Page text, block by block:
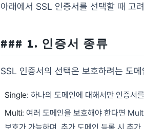
아래에서 SSL 인증서를 선택할 때 고
### 1. 인증서 종류
SSL 인증서의 선택은 보호하려는 도
Single: 하나의 도메인에 대해서만 인증서
Multi: 여러 도메인을 보호해야 한다면